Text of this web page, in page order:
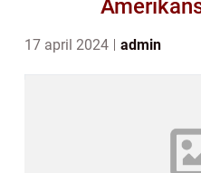
17 april 2024 admin